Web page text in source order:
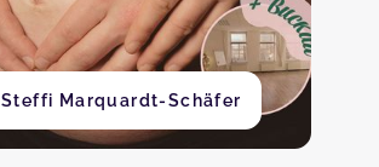
Steffi Marquardt-Schäfer